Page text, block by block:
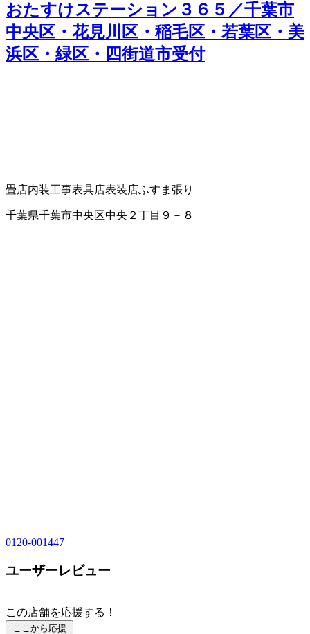
おたすけステーション３６５／千葉市
中央区・花見川区・稲毛区・若葉区・美
浜区・緑区・四街道市受付
畳店内装工事表具店表装店ふすま張り
千葉県千葉市中央区中央２丁目９－８
0120-001447
ユーザーレビュー
この店舗を応援する！
ここから応援